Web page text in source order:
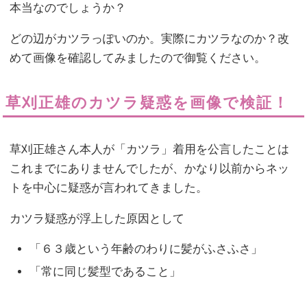
本当なのでしょうか？
どの辺がカツラっぽいのか。実際にカツラなのか？改
めて画像を確認してみましたので御覧ください。
草刈正雄のカツラ疑惑を画像で検証！
草刈正雄さん本人が「カツラ」着用を公言したことは
これまでにありませんでしたが、かなり以前からネッ
トを中心に疑惑が言われてきました。
カツラ疑惑が浮上した原因として
「６３歳という年齢のわりに髪がふさふさ」
「常に同じ髪型であること」